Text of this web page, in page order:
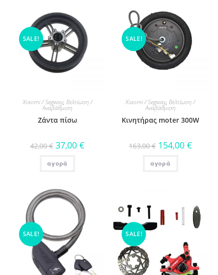
SALE!
Xiaomi / Segway, Βελτίωση /
Αναβάθμιση
Ζάντα πίσω
42,00€ 37,00€
αγορά
SALE!
Xiaomi / Segway,Βελτίωση /
Αναβάθμιση
Κινητήρας moter 300W
163,00€ 154,00 €
αγορά
SALE! SALE!